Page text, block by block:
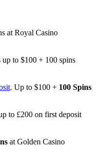
at Royal Casino
up to $100 + 100 spins
. Up to $100 + 100 Spins
to £200 on first deposit
at Golden Casino